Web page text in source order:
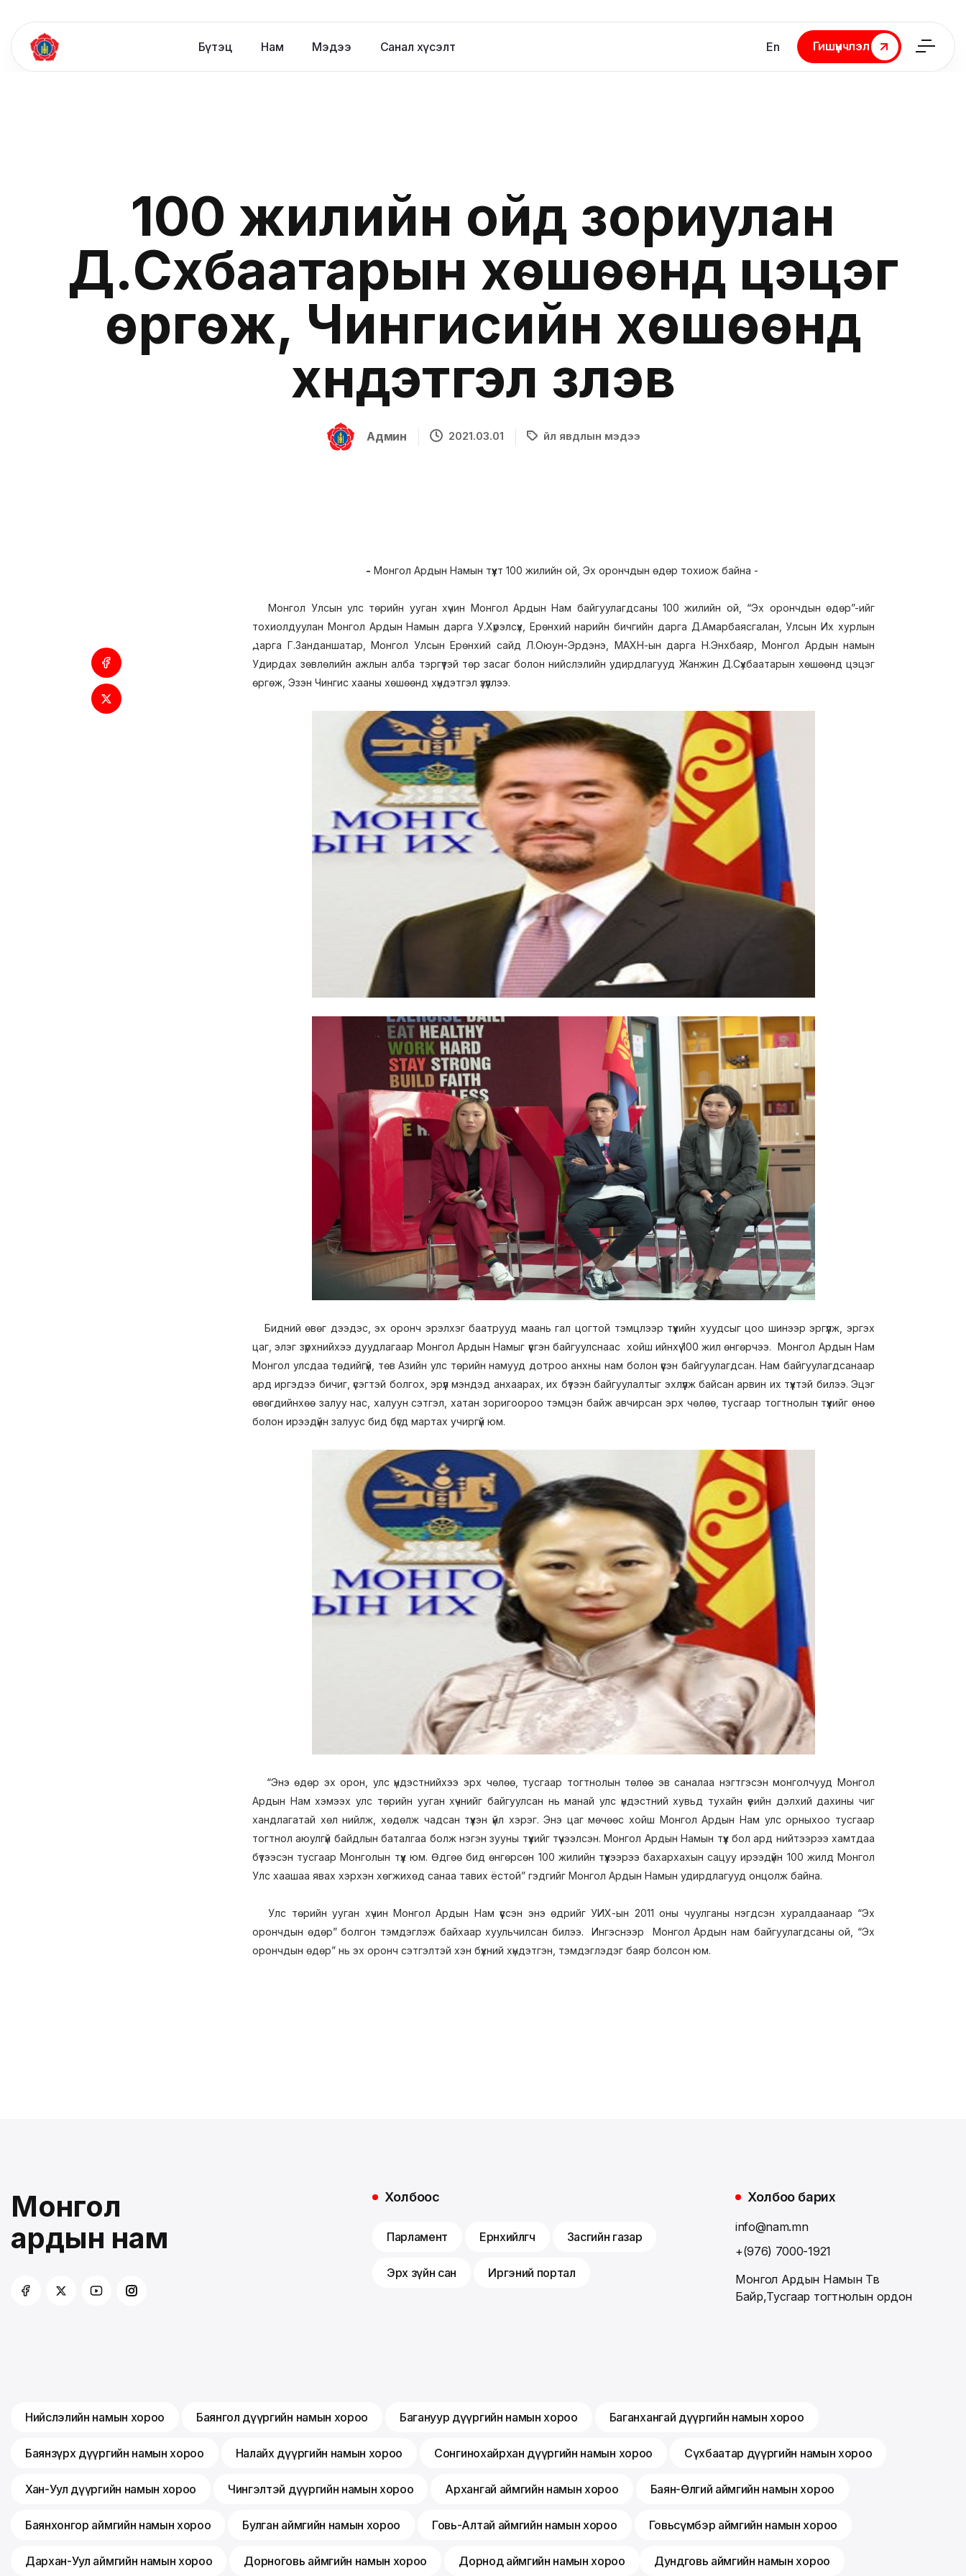
Бүтэц Нам Мэдээ Санал хүсэлт En
Гишүүнчлэл
Гишүүнчлэл
100 жилийн ойд зориулан
Д.Сүхбаатарын хөшөөнд цэцэг
өргөж, Чингисийн хөшөөнд
хүндэтгэл үзүүлэв
Админ 2021.03.01 Үйл явдлын мэдээ
- Монгол Ардын Намын түүхт 100 жилийн ой, Эх орончдын өдөр тохиож байна -
Монгол Улсын улс төрийн ууган хүчин Монгол Ардын Нам байгуулагдсаны 100 жилийн ой, “Эх орончдын өдөр”-ийг
тохиолдуулан Монгол Ардын Намын дарга У.Хүрэлсүх, Ерөнхий нарийн бичгийн дарга Д.Амарбаясгалан, Улсын Их хурлын
дарга Г.Занданшатар, Монгол Улсын Ерөнхий сайд Л.Оюун-Эрдэнэ, МАХН-ын дарга Н.Энхбаяр, Монгол Ардын намын
Удирдах зөвлөлийн ажлын алба тэргүүтэй төр засаг болон нийслэлийн удирдлагууд Жанжин Д.Сүхбаатарын хөшөөнд цэцэг
өргөж, Эзэн Чингис хааны хөшөөнд хүндэтгэл үзүүллээ.
Бидний өвөг дээдэс, эх оронч эрэлхэг баатрууд маань гал цогтой тэмцлээр түүхийн хуудсыг цоо шинээр эргүүлж, эргэх
цаг, элэг зүрхнийхээ дуудлагаар Монгол Ардын Намыг үүсгэн байгуулснаас хойш ийнхүү 100 жил өнгөрчээ. Монгол Ардын Нам
Монгол улсдаа төдийгүй, төв Азийн улс төрийн намууд дотроо анхны нам болон үүсэн байгуулагдсан. Нам байгуулагдсанаар
ард иргэдээ бичиг, үсэгтэй болгох, эрүүл мэндэд анхаарах, их бүтээн байгуулалтыг эхлүүлж байсан арвин их түүхтэй билээ. Эцэг
өвөгдийнхөө залуу нас, халуун сэтгэл, хатан зоригоороо тэмцэн байж авчирсан эрх чөлөө, тусгаар тогтнолын түүхийг өнөө
болон ирээдүйн залуус бид бүгд мартах учиргүй юм.
“Энэ өдөр эх орон, улс үндэстнийхээ эрх чөлөө, тусгаар тогтнолын төлөө эв саналаа нэгтгэсэн монголчууд Монгол
Ардын Нам хэмээх улс төрийн ууган хүчнийг байгуулсан нь манай улс үндэстний хувьд тухайн үеийн дэлхий дахины чиг
хандлагатай хөл нийлж, хөдөлж чадсан түүхэн үйл хэрэг. Энэ цаг мөчөөс хойш Монгол Ардын Нам улс орныхоо тусгаар
тогтнол аюулгүй байдлын баталгаа болж нэгэн зууны түүхийг түүчээлсэн. Монгол Ардын Намын түүх бол ард нийтээрээ хамтдаа
бүтээсэн тусгаар Монголын түүх юм. Өдгөө бид өнгөрсөн 100 жилийн түүхээрээ бахархахын сацуу ирээдүйн 100 жилд Монгол
Улс хаашаа явах хэрхэн хөгжихөд санаа тавих ёстой” гэдгийг Монгол Ардын Намын удирдлагууд онцолж байна.
Улс төрийн ууган хүчин Монгол Ардын Нам үүссэн энэ өдрийг УИХ-ын 2011 оны чуулганы нэгдсэн хуралдаанаар “Эх
орончдын өдөр” болгон тэмдэглэж байхаар хуульчилсан билээ. Ингэснээр Монгол Ардын нам байгуулагдсаны ой, “Эх
орончдын өдөр” нь эх оронч сэтгэлтэй хэн бүхний хүндэтгэн, тэмдэглэдэг баяр болсон юм.
Монгол
ардын нам
Холбоос
Парламент Ерөнхийлөгч Засгийн газар
Эрх зүйн сан Иргэний портал
Холбоо барих
info@nam.mn
+(976) 7000-1921
Монгол Ардын Намын Төв
Байр,Тусгаар тогтнолын ордон
Нийслэлийн намын хороо Баянгол дүүргийн намын хороо Багануур дүүргийн намын хороо Баганхангай дүүргийн намын хороо
Баянзүрх дүүргийн намын хороо Налайх дүүргийн намын хороо Сонгинохайрхан дүүргийн намын хороо Сүхбаатар дүүргийн намын хороо
Хан-Уул дүүргийн намын хороо Чингэлтэй дүүргийн намын хороо Архангай аймгийн намын хороо Баян-Өлгий аймгийн намын хороо
Баянхонгор аймгийн намын хороо Булган аймгийн намын хороо Говь-Алтай аймгийн намын хороо Говьсүмбэр аймгийн намын хороо
Дархан-Уул аймгийн намын хороо Дорноговь аймгийн намын хороо Дорнод аймгийн намын хороо Дундговь аймгийн намын хороо